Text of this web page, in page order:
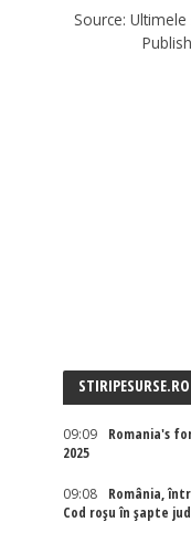
Source: Ultimele
STIRIPESURSE.RO
09:09
Romania's
2025
09:08
România,
Cod roșu în șapte